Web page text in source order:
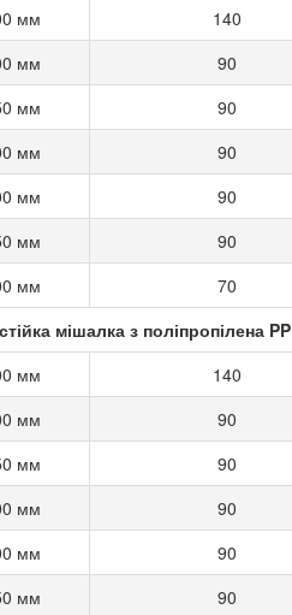
мм 140
мм 90
мм 90
мм 90
мм 90
мм 90
мм 70
мішалка з поліпропілена PP
мм 140
мм 90
мм 90
мм 90
мм 90
мм 90